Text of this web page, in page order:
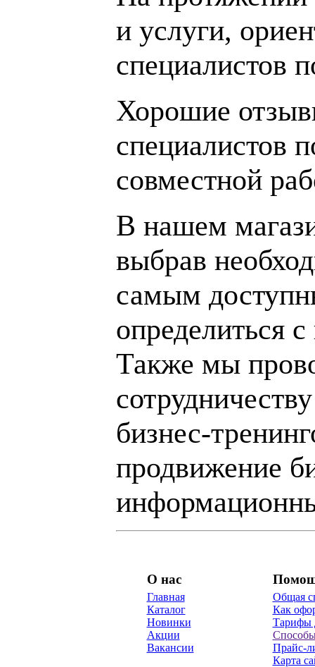
и услуги,
специалистов
Хорошие
специалистов
совместной
В нашем
выбрав
самым
определиться
Также мы
бизнес-
продвижение
О нас
Главная
Каталог
Новинки
Акции
Вакансии
Общая
Как
Тарифы
Прайс-
Карта